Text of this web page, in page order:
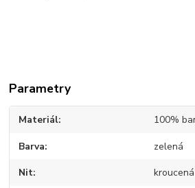
Parametry
Materiál 100%
Barva zelená
Nit kroucená